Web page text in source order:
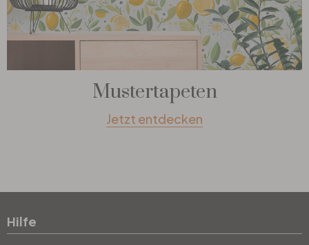
Mustertapeten
Jetzt entdecken
Hilfe